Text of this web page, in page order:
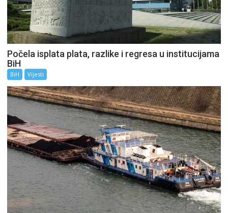
Počela isplata plata, razlike i regresa u institucijama
BiH
BiH Vijesti